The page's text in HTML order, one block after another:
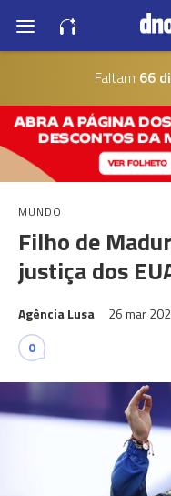
Faltam 66
MUNDO
Filho de
justiça dos
Agência Lusa 26 mar
0